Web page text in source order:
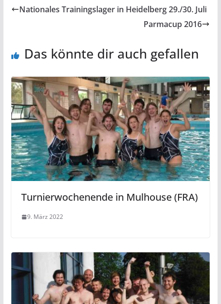
Nationales Trainingslager in Heidelberg 29./30. Juli
Parmacup 2016
Das könnte dir auch gefallen
Turnierwochenende in Mulhouse (FRA)
9. März 2022